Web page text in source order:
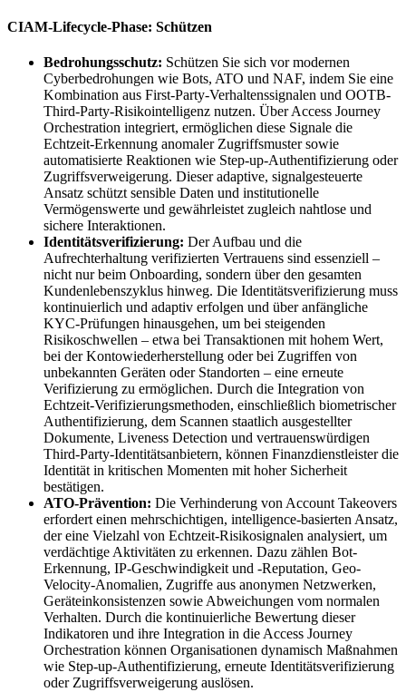
CIAM-Lifecycle-Phase: Schützen
Bedrohungsschutz: Schützen Sie sich vor modernen
Cyberbedrohungen wie Bots, ATO und NAF, indem Sie eine
Kombination aus First-Party-Verhaltenssignalen und OOTB-
Third-Party-Risikointelligenz nutzen. Über Access Journey
Orchestration integriert, ermöglichen diese Signale die
Echtzeit-Erkennung anomaler Zugriffsmuster sowie
automatisierte Reaktionen wie Step-up-Authentifizierung oder
Zugriffsverweigerung. Dieser adaptive, signalgesteuerte
Ansatz schützt sensible Daten und institutionelle
Vermögenswerte und gewährleistet zugleich nahtlose und
sichere Interaktionen.
Identitätsverifizierung: Der Aufbau und die
Aufrechterhaltung verifizierten Vertrauens sind essenziell –
nicht nur beim Onboarding, sondern über den gesamten
Kundenlebenszyklus hinweg. Die Identitätsverifizierung muss
kontinuierlich und adaptiv erfolgen und über anfängliche
KYC-Prüfungen hinausgehen, um bei steigenden
Risikoschwellen – etwa bei Transaktionen mit hohem Wert,
bei der Kontowiederherstellung oder bei Zugriffen von
unbekannten Geräten oder Standorten – eine erneute
Verifizierung zu ermöglichen. Durch die Integration von
Echtzeit-Verifizierungsmethoden, einschließlich biometrischer
Authentifizierung, dem Scannen staatlich ausgestellter
Dokumente, Liveness Detection und vertrauenswürdigen
Third-Party-Identitätsanbietern, können Finanzdienstleister die
Identität in kritischen Momenten mit hoher Sicherheit
bestätigen.
ATO-Prävention: Die Verhinderung von Account Takeovers
erfordert einen mehrschichtigen, intelligence-basierten Ansatz,
der eine Vielzahl von Echtzeit-Risikosignalen analysiert, um
verdächtige Aktivitäten zu erkennen. Dazu zählen Bot-
Erkennung, IP-Geschwindigkeit und -Reputation, Geo-
Velocity-Anomalien, Zugriffe aus anonymen Netzwerken,
Geräteinkonsistenzen sowie Abweichungen vom normalen
Verhalten. Durch die kontinuierliche Bewertung dieser
Indikatoren und ihre Integration in die Access Journey
Orchestration können Organisationen dynamisch Maßnahmen
wie Step-up-Authentifizierung, erneute Identitätsverifizierung
oder Zugriffsverweigerung auslösen.